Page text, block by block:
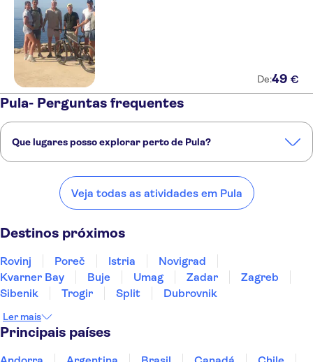
De:49 €
Pula- Perguntas frequentes
Que lugares posso explorar perto de Pula?
Poreč Istria
Veja todas as atividades em Pula
Destinos próximos
Rovinj Poreč Istria
Novigrad
Kvarner Bay
Buje Umag Zadar
Zagreb
Sibenik
Trogir Split Dubrovnik
Ler mais
Principais países